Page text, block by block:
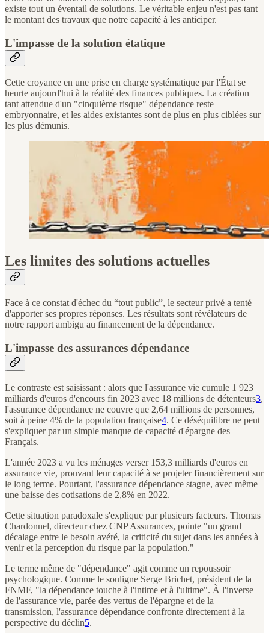
existe tout un éventail de solutions. Le véritable enjeu n'est pas tant
le montant des travaux que notre capacité à les anticiper.
L'impasse de la solution étatique
Cette croyance en une prise en charge systématique par l'État se
heurte aujourd'hui à la réalité des finances publiques. La création
tant attendue d'un "cinquième risque" dépendance reste
embryonnaire, et les aides existantes sont de plus en plus ciblées sur
les plus démunis.
Les limites des solutions actuelles
Face à ce constat d'échec du “tout public”, le secteur privé a tenté
d'apporter ses propres réponses. Les résultats sont révélateurs de
notre rapport ambigu au financement de la dépendance.
L'impasse des assurances dépendance
Le contraste est saisissant : alors que l'assurance vie cumule 1 923
milliards d'euros d'encours fin 2023 avec 18 millions de détenteurs3,
l'assurance dépendance ne couvre que 2,64 millions de personnes,
soit à peine 4% de la population française4. Ce déséquilibre ne peut
s'expliquer par un simple manque de capacité d'épargne des
Français.
L'année 2023 a vu les ménages verser 153,3 milliards d'euros en
assurance vie, prouvant leur capacité à se projeter financièrement sur
le long terme. Pourtant, l'assurance dépendance stagne, avec même
une baisse des cotisations de 2,8% en 2022.
Cette situation paradoxale s'explique par plusieurs facteurs. Thomas
Chardonnel, directeur chez CNP Assurances, pointe "un grand
décalage entre le besoin avéré, la criticité du sujet dans les années à
venir et la perception du risque par la population."
Le terme même de "dépendance" agit comme un repoussoir
psychologique. Comme le souligne Serge Brichet, président de la
FNMF, "la dépendance touche à l'intime et à l'ultime". À l'inverse
de l'assurance vie, parée des vertus de l'épargne et de la
transmission, l'assurance dépendance confronte directement à la
perspective du déclin5.